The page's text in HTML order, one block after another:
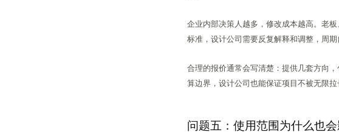
企业内部决策人越多，修改成本越高。老
标准，设计公司需要反复解释和调整，周期
合理的报价通常会写清楚：提供几套方向
算边界，设计公司也能保证项目不被无限拉
问题五：使用范围为什么也会